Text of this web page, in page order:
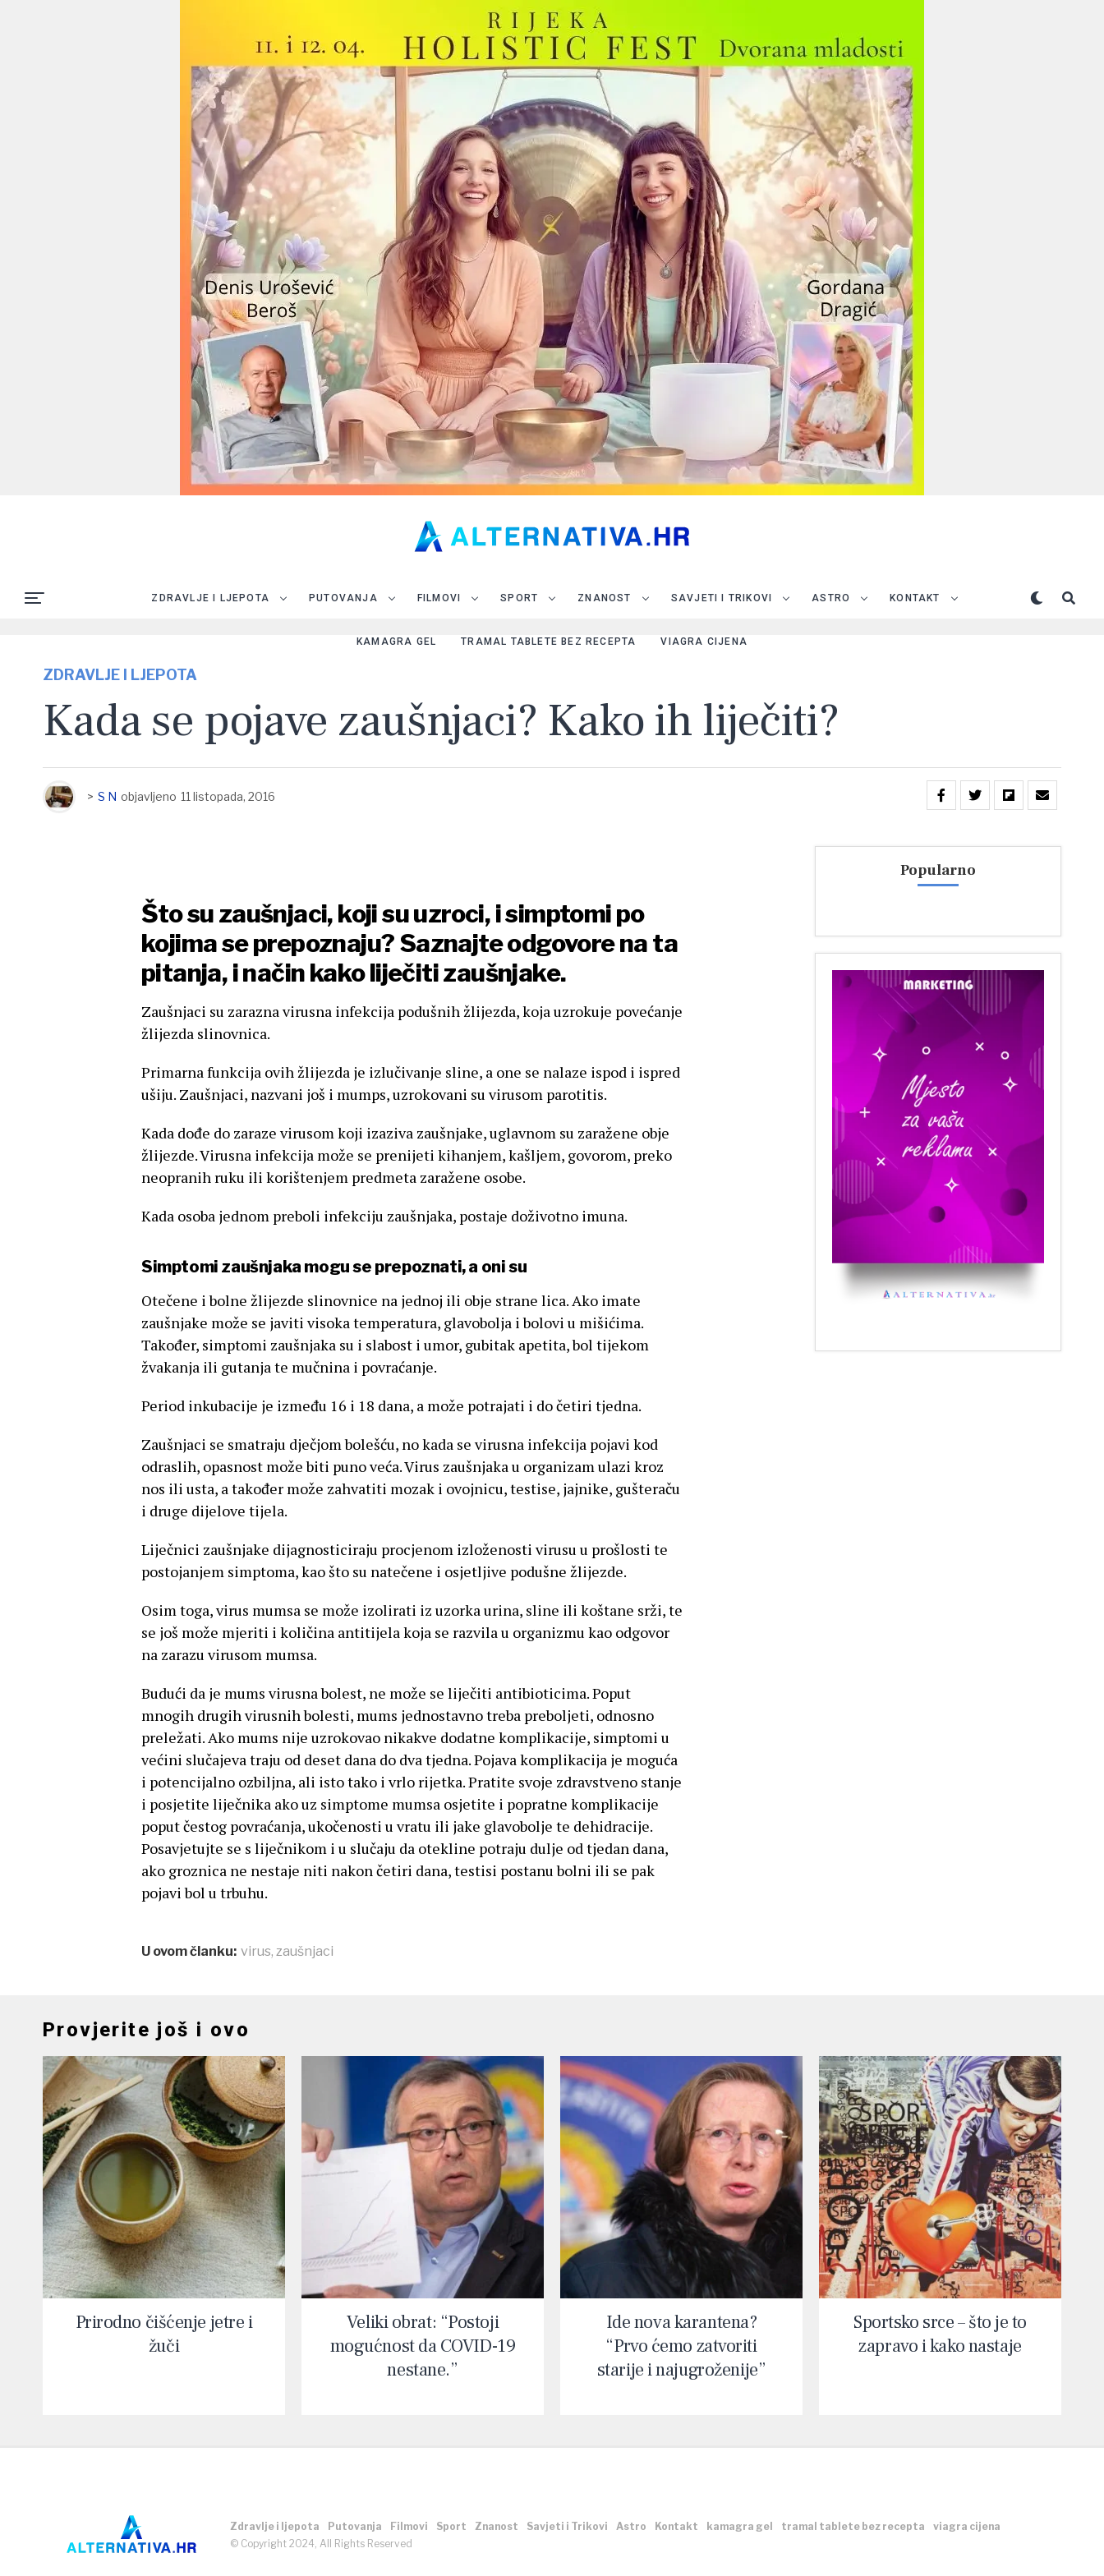
ZDRAVLJE I LJEPOTA PUTOVANJA FILMOVI SPORT ZNANOST SAVJETI I TRIKOVI ASTRO KONTAKT
KAMAGRA GEL TRAMAL TABLETE BEZ RECEPTA VIAGRA CIJENA
ZDRAVLJE I LJEPOTA
Kada se pojave zaušnjaci? Kako ih liječiti?
> S N objavljeno 11 listopada, 2016
Što su zaušnjaci, koji su uzroci, i simptomi po
kojima se prepoznaju? Saznajte odgovore na ta
pitanja, i način kako liječiti zaušnjake.
Zaušnjaci su zarazna virusna infekcija podušnih žlijezda, koja uzrokuje povećanje
žlijezda slinovnica.
Primarna funkcija ovih žlijezda je izlučivanje sline, a one se nalaze ispod i ispred
ušiju. Zaušnjaci, nazvani još i mumps, uzrokovani su virusom parotitis.
Kada dođe do zaraze virusom koji izaziva zaušnjake, uglavnom su zaražene obje
žlijezde. Virusna infekcija može se prenijeti kihanjem, kašljem, govorom, preko
neopranih ruku ili korištenjem predmeta zaražene osobe.
Kada osoba jednom preboli infekciju zaušnjaka, postaje doživotno imuna.
Simptomi zaušnjaka mogu se prepoznati, a oni su
Otečene i bolne žlijezde slinovnice na jednoj ili obje strane lica. Ako imate
zaušnjake može se javiti visoka temperatura, glavobolja i bolovi u mišićima.
Također, simptomi zaušnjaka su i slabost i umor, gubitak apetita, bol tijekom
žvakanja ili gutanja te mučnina i povraćanje.
Period inkubacije je između 16 i 18 dana, a može potrajati i do četiri tjedna.
Zaušnjaci se smatraju dječjom bolešću, no kada se virusna infekcija pojavi kod
odraslih, opasnost može biti puno veća. Virus zaušnjaka u organizam ulazi kroz
nos ili usta, a također može zahvatiti mozak i ovojnicu, testise, jajnike, gušteraču
i druge dijelove tijela.
Liječnici zaušnjake dijagnosticiraju procjenom izloženosti virusu u prošlosti te
postojanjem simptoma, kao što su natečene i osjetljive podušne žlijezde.
Osim toga, virus mumsa se može izolirati iz uzorka urina, sline ili koštane srži, te
se još može mjeriti i količina antitijela koja se razvila u organizmu kao odgovor
na zarazu virusom mumsa.
Budući da je mums virusna bolest, ne može se liječiti antibioticima. Poput
mnogih drugih virusnih bolesti, mums jednostavno treba preboljeti, odnosno
preležati. Ako mums nije uzrokovao nikakve dodatne komplikacije, simptomi u
većini slučajeva traju od deset dana do dva tjedna. Pojava komplikacija je moguća
i potencijalno ozbiljna, ali isto tako i vrlo rijetka. Pratite svoje zdravstveno stanje
i posjetite liječnika ako uz simptome mumsa osjetite i popratne komplikacije
poput čestog povraćanja, ukočenosti u vratu ili jake glavobolje te dehidracije.
Posavjetujte se s liječnikom i u slučaju da otekline potraju dulje od tjedan dana,
ako groznica ne nestaje niti nakon četiri dana, testisi postanu bolni ili se pak
pojavi bol u trbuhu.
U ovom članku: virus, zaušnjaci
Popularno
Provjerite još i ovo
Prirodno čišćenje jetre i
žuči
Veliki obrat: “Postoji
mogućnost da COVID-19
nestane.”
Ide nova karantena?
“Prvo ćemo zatvoriti
starije i najugroženije”
Sportsko srce – što je to
zapravo i kako nastaje
Zdravlje i ljepota Putovanja Filmovi Sport Znanost Savjeti i Trikovi Astro Kontakt kamagra gel tramal tablete bez recepta
viagra cijena
© Copyright 2024, All Rights Reserved